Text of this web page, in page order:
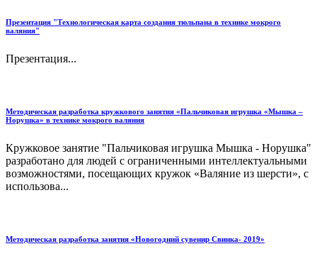
Презентация "Технологическая карта создания тюльпана в технике мокрого
валяния"
Презентация...
Методическая разработка кружкового занятия «Пальчиковая игрушка «Мышка –
Норушка» в технике мокрого валяния
Кружковое занятие "Пальчиковая игрушка Мышка - Норушка"
разработано для людей с ограниченными интеллектуальными
возможностями, посещающих кружок «Валяние из шерсти», с
использова...
Методическая разработка занятия «Новогодний сувенир Свинка- 2019»